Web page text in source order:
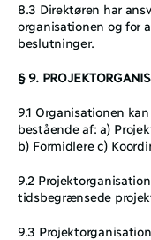
8.3 Direktøren har
organisationen og for
beslutninger.
§ 9.
9.1 Organisationen
bestående af: a)
b) Formidlere c)
9.2
tidsbegrænsede
9.3